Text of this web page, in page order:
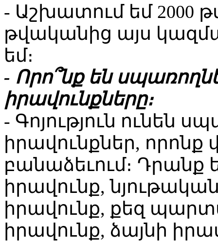
- Աշխատում եմ 2000
թվականից այս
եմ։
- Որո՞նք են
իրավունքները։
- Գոյություն ունեն
իրավունքներ, որոնք
բանաձեւում։
իրավունք,
իրավունք, քեզ
իրավունք, ձայնի